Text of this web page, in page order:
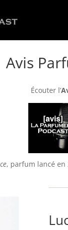
Avis
Écouter l’
, parfum lancé en